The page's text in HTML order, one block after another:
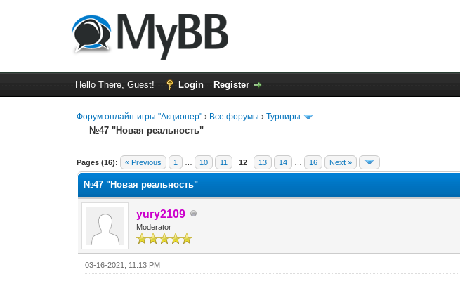
Hello There, Guest! Login Register
Форум онлайн-игры "Акционер" › Все форумы ›Турниры
№47 "Новая реальность"
Pages (16): « Previous 1 10 11 12 13 14 16 Next »
0 Vote(s) - 0 Average
1
2
3
4
5
№47 "Новая реальность"
yury2109
Moderator
03-16-2021, 11:13 PM